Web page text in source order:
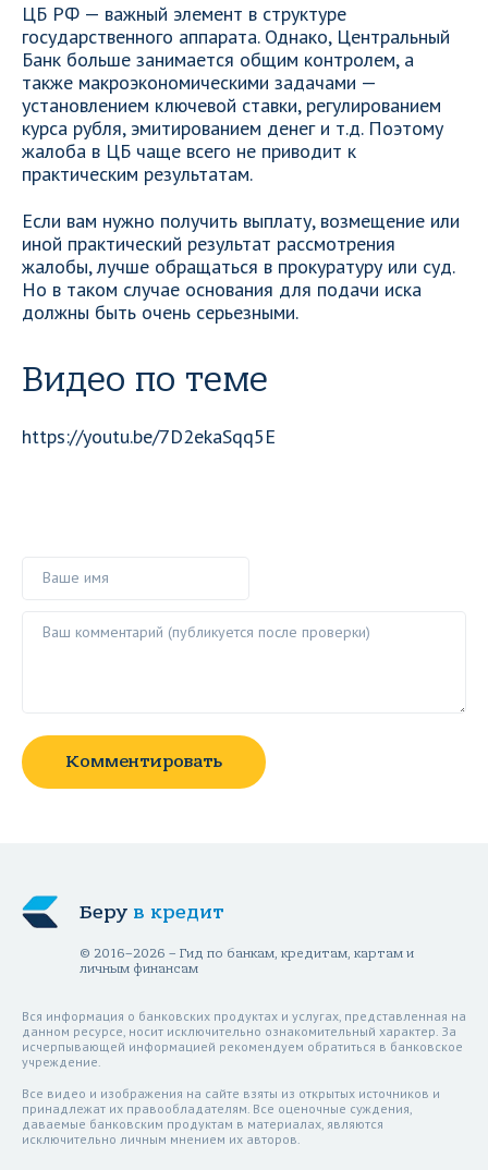
ЦБ РФ — важный элемент в структуре
государственного аппарата. Однако, Центральный
Банк больше занимается общим контролем, а
также макроэкономическими задачами —
установлением ключевой ставки, регулированием
курса рубля, эмитированием денег и т.д. Поэтому
жалоба в ЦБ чаще всего не приводит к
практическим результатам.
Если вам нужно получить выплату, возмещение или
иной практический результат рассмотрения
жалобы, лучше обращаться в прокуратуру или суд.
Но в таком случае основания для подачи иска
должны быть очень серьезными.
Видео по теме
https://youtu.be/7D2ekaSqq5E
Комментировать
Беру в кредит
© 2016–2026 – Гид по банкам, кредитам, картам и
личным финансам
Вся информация о банковских продуктах и услугах, представленная на
данном ресурсе, носит исключительно ознакомительный характер. За
исчерпывающей информацией рекомендуем обратиться в банковское
учреждение.
Все видео и изображения на сайте взяты из открытых источников и
принадлежат их правообладателям. Все оценочные суждения,
даваемые банковским продуктам в материалах, являются
исключительно личным мнением их авторов.